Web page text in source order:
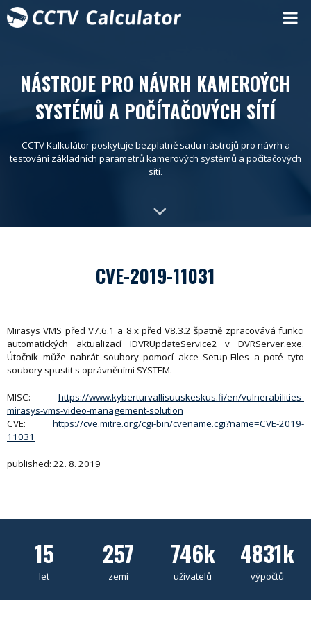
NÁSTROJE PRO NÁVRH KAMEROÝCH
SYSTÉMŮ A POČÍTAČOVÝCH SÍTÍ
CCTV Kalkulátor poskytuje bezplatně sadu nástrojů pro návrh a
testování základních parametrů kamerových systémů a počítačových
sítí.
CVE-2019-11031
Mirasys VMS před V7.6.1 a 8.x před V8.3.2 špatně zpracovává funkci
automatických aktualizací IDVRUpdateService2 v DVRServer.exe.
Útočník může nahrát soubory pomocí akce Setup-Files a poté tyto
soubory spustit s oprávněními SYSTEM.
MISC: https://www.kyberturvallisuuskeskus.fi/en/vulnerabilities-
mirasys-vms-video-management-solution
CVE: https://cve.mitre.org/cgi-bin/cvename.cgi?name=CVE-2019-
11031
published: 22. 8. 2019
15
let
257
zemí
746k
uživatelů
4831k
výpočtů